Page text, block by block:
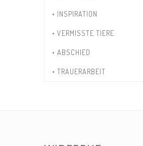
• INSPIRATION
• VERMISSTE TIERE
• ABSCHIED
• TRAUERARBEIT